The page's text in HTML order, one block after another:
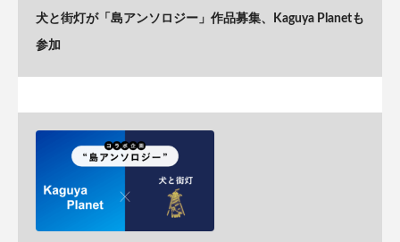
犬と街灯が「島アンソロジー」作品募集、Kaguya Planetも
参加